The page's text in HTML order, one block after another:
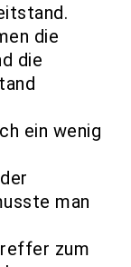
die
die
ein wenig
man
zum